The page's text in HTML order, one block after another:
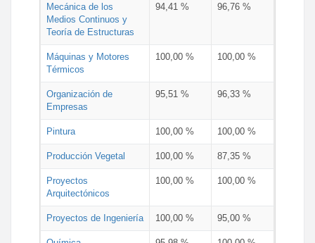
Mecánica de los
Medios Continuos y
Teoría de Estructuras
94,41 % 96,76 %
Máquinas y Motores
Térmicos
100,00 % 100,00 %
Organización de
Empresas
95,51 % 96,33 %
Pintura 100,00 % 100,00 %
Producción Vegetal 100,00 % 87,35 %
Proyectos
Arquitectónicos
100,00 % 100,00 %
Proyectos de Ingeniería 100,00 % 95,00 %